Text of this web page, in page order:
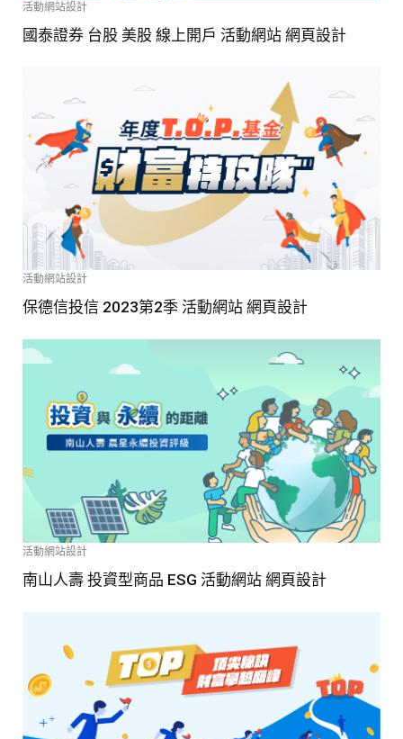
活動網站設計
國泰證券 台股 美股 線上開戶 活動網站 網頁設計
活動網站設計
保德信投信 2023第2季 活動網站 網頁設計
活動網站設計
南山人壽 投資型商品 ESG 活動網站 網頁設計